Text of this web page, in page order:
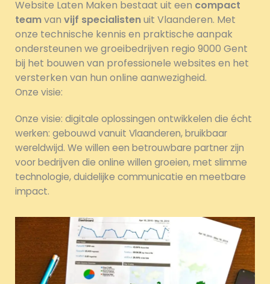
Website Laten Maken bestaat uit een compact
teamvan vijf specialistenuit Vlaanderen. Met
onze technische kennis en praktische aanpak
ondersteunen we groeibedrijven regio 9000 Gent
bij het bouwen van professionele websites en het
versterken van hun online aanwezigheid.
Onze visie:
Onze visie: digitale oplossingen ontwikkelen die écht
werken: gebouwd vanuit Vlaanderen, bruikbaar
wereldwijd. We willen een betrouwbare partner zijn
voor bedrijven die online willen groeien, met slimme
technologie, duidelijke communicatie en meetbare
impact.